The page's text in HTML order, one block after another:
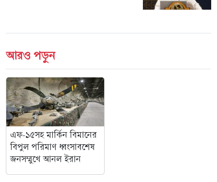
আরও পড়ুন
এফ-১৫সহ মার্কিন বিমানের
বিপুল পরিমাণ ধ্বংসাবশেষ
জনসম্মুখে আনল ইরান